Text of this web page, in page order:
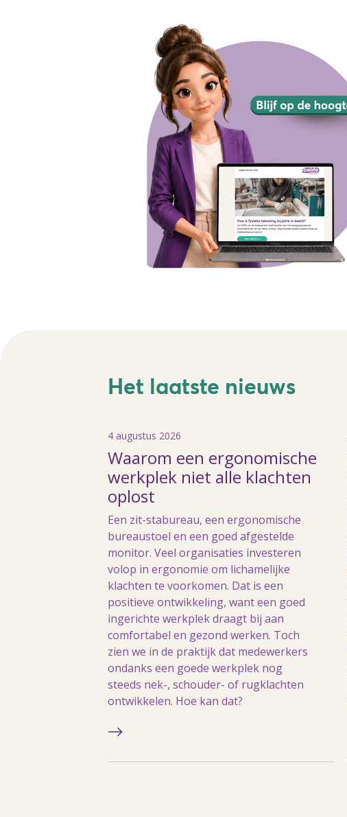
Het laatste nieuws
4 augustus 2026
Waarom een ergonomische
werkplek niet alle klachten
oplost
Een zit-stabureau, een ergonomische
bureaustoel en een goed afgestelde
monitor. Veel organisaties investeren
volop in ergonomie om lichamelijke
klachten te voorkomen. Dat is een
positieve ontwikkeling, want een goed
ingerichte werkplek draagt bij aan
comfortabel en gezond werken. Toch
zien we in de praktijk dat medewerkers
ondanks een goede werkplek nog
steeds nek-, schouder- of rugklachten
ontwikkelen. Hoe kan dat?